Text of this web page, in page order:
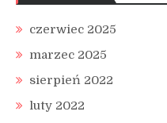
czerwiec 2025
marzec 2025
sierpień 2022
luty 2022